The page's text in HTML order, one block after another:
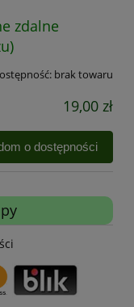
zdalne
brak towaru
19,00 zł
o dostępności